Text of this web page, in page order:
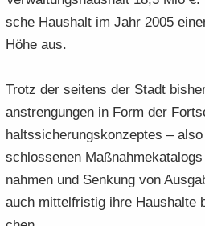
sche Haus­halt im Jahr 2005
Höhe aus.
Trotz der sei­tens der Stadt
an­stren­gun­gen in Form der
halts­si­che­rungs­kon­zep­tes –
schlos­se­nen
nah­men und Sen­kung von
auch mit­tel­fris­tig ihre Haus­hal­te